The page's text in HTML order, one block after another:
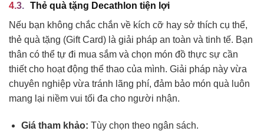
Thẻ quà tặng Decathlon tiện lợi
Nếu bạn không chắc chắn về kích cỡ hay sở thích cụ thể,
thẻ quà tặng (Gift Card) là giải pháp an toàn và tinh tế. Bạn
thân có thể tự đi mua sắm và chọn món đồ thực sự cần
thiết cho hoạt động thể thao của mình. Giải pháp này vừa
chuyên nghiệp vừa tránh lãng phí, đảm bảo món quà luôn
mang lại niềm vui tối đa cho người nhận.
Giá tham khảo: Tùy chọn theo ngân sách.